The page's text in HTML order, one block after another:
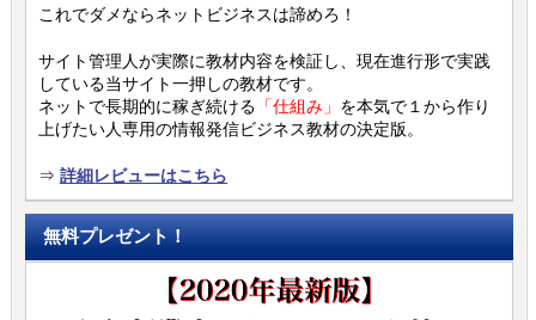
これでダメならネットビジネスは諦めろ！
サイト管理人が実際に教材内容を検証し、現在進行形で実践
している当サイト一押しの教材です。
ネットで長期的に稼ぎ続ける 「仕組み」 を本気で１から作り
上げたい人専用の情報発信ビジネス教材の決定版。
⇒ 詳細レビューはこちら
無料プレゼント！